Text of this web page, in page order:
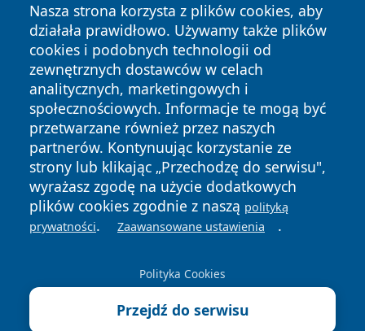
Nasza strona korzysta z plików cookies, aby
działała prawidłowo. Używamy także plików
cookies i podobnych technologii od
zewnętrznych dostawców w celach
analitycznych, marketingowych i
społecznościowych. Informacje te mogą być
przetwarzane również przez naszych
partnerów. Kontynuując korzystanie ze
strony lub klikając „Przechodzę do serwisu",
wyrażasz zgodę na użycie dodatkowych
plików cookies zgodnie z naszą polityką
prywatności. Zaawansowane ustawienia .
Polityka Cookies
Przejdź do serwisu
Copyright © 2026 szczecin4u.pl Wszystkie prawa zastrzeżone.
News Autorzy
Polityka
Prywatności
Polityka
Cookies